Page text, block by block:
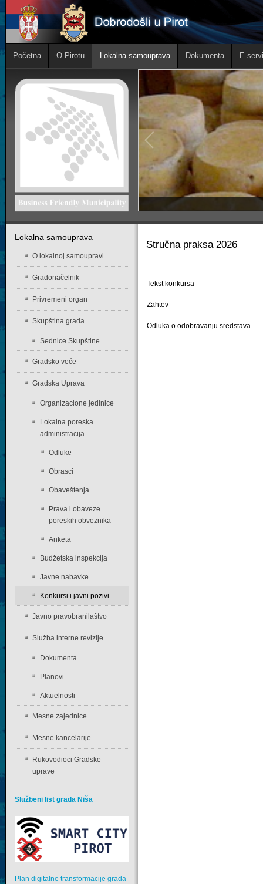
Početna O Pirotu Lokalna samouprava Dokumenta E-
Stručna praksa 2026
Tekst konkursa
Zahtev
Odluka o odobravanju sredstava
Lokalna samouprava
O lokalnoj samoupravi
Gradonačelnik
Privremeni organ
Skupština grada
Sednice Skupštine
Gradsko veće
Gradska Uprava
Organizacione jedinice
Lokalna poreska
administracija
Odluke
Obrasci
Obaveštenja
Prava i obaveze
poreskih obveznika
Anketa
Budžetska inspekcija
Javne nabavke
Konkursi i javni pozivi
Javno pravobranilaštvo
Služba interne revizije
Dokumenta
Planovi
Aktuelnosti
Mesne zajednice
Mesne kancelarije
Rukovodioci Gradske
uprave
Službeni list grada Niša
Plan digitalne transformacije grada